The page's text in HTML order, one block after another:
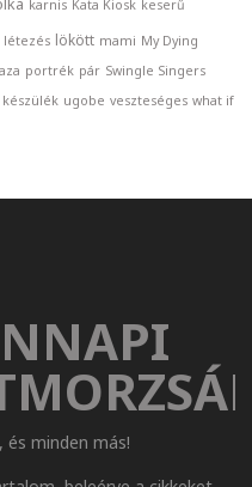
karnis Kata Kiosk keserű
létezés lökött mami My Dying
portrék pár Swingle Singers
ugobe veszteséges what if
minden más!